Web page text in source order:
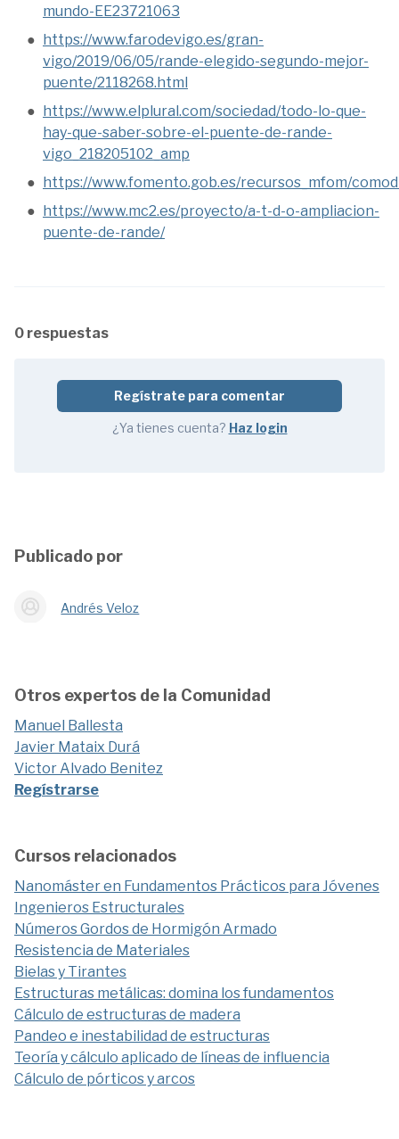
mundo-EE23721063
https://www.farodevigo.es/gran-
vigo/2019/06/05/rande-elegido-segundo-mejor-
puente/2118268.html
https://www.elplural.com/sociedad/todo-lo-que-
hay-que-saber-sobre-el-puente-de-rande-
vigo_218205102_amp
https://www.fomento.gob.es/recursos_mfom/
https://www.mc2.es/proyecto/a-t-d-o-ampliacion-
puente-de-rande/
0 respuestas
Regístrate para comentar
¿Ya tienes cuenta? Haz login
Publicado por
Andrés Veloz
Otros expertos de la Comunidad
Manuel Ballesta
Javier Mataix Durá
Victor Alvado Benitez
Regístrarse
Cursos relacionados
Nanomáster en Fundamentos Prácticos para Jóvenes
Ingenieros Estructurales
Números Gordos de Hormigón Armado
Resistencia de Materiales
Bielas y Tirantes
Estructuras metálicas: domina los fundamentos
Cálculo de estructuras de madera
Pandeo e inestabilidad de estructuras
Teoría y cálculo aplicado de líneas de influencia
Cálculo de pórticos y arcos